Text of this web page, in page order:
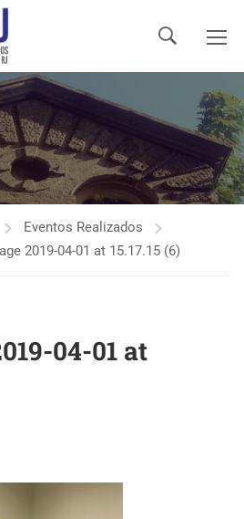
Eventos Realizados
2019-04-01 at 15.17.15 (6)
04-01 at